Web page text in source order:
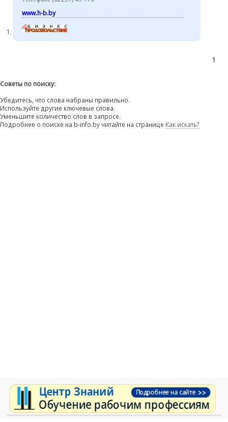
www.h-b.by
1
Советы по поиску:
Убедитесь, что слова набраны правильно.
Используйте другие ключевые слова.
Уменьшите количество слов в запросе.
Подробнее о поиске на b-info.by читайте на странице Как искать?